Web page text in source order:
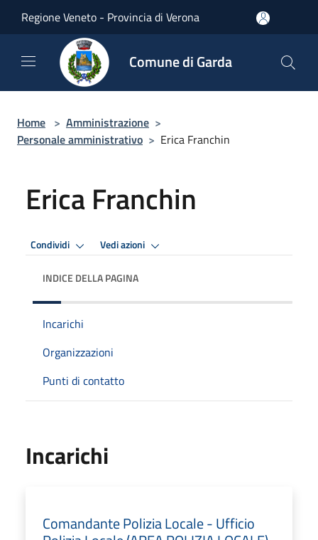
Regione Veneto - Provincia di Verona
Comune di Garda
Home > Amministrazione >
Personale amministrativo > Erica Franchin
Erica Franchin
Condividi Vedi azioni
INDICE DELLA PAGINA
Incarichi
Organizzazioni
Punti di contatto
Incarichi
Comandante Polizia Locale - Ufficio